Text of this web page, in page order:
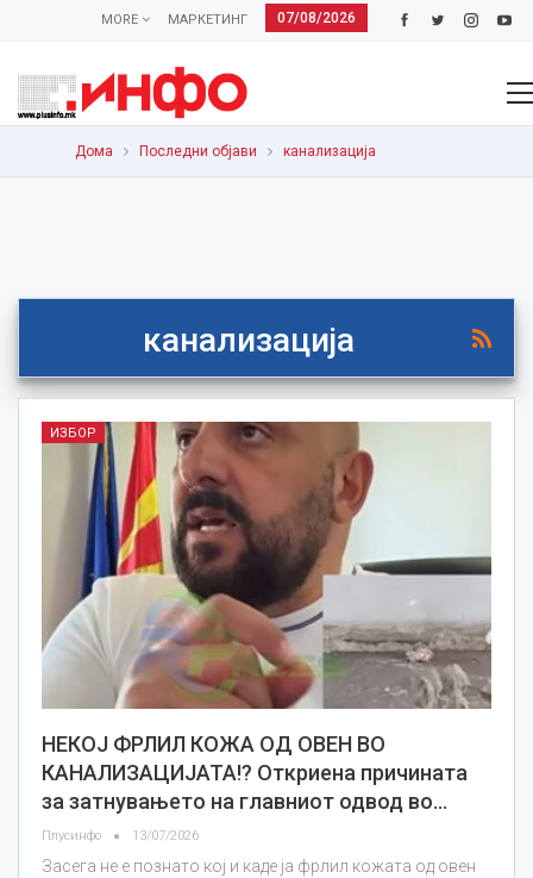
07/08/2026
МАРКЕТИНГ
MORE
Дома Последни објави канализација
канализација
ИЗБОР
НЕКОЈ ФРЛИЛ КОЖА ОД ОВЕН ВО
КАНАЛИЗАЦИЈАТА!? Откриена причината
за затнувањето на главниот одвод во…
Плусинфо 13/07/2026
Засега не е познато кој и каде ја фрлил кожата од овен